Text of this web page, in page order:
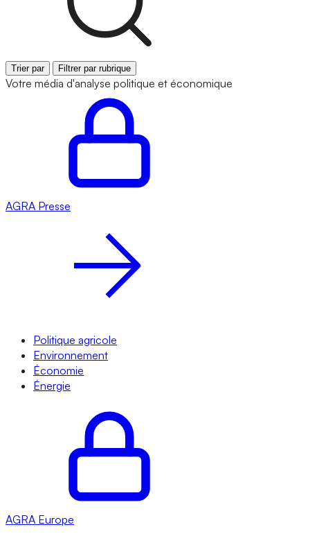
Trier par Filtrer par rubrique
Votre média d'analyse politique et économique
AGRA Presse
Politique agricole
Environnement
Économie
Énergie
AGRA Europe